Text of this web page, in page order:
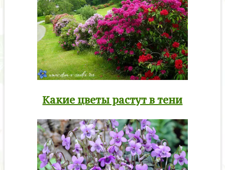
Какие цветы растут в тени